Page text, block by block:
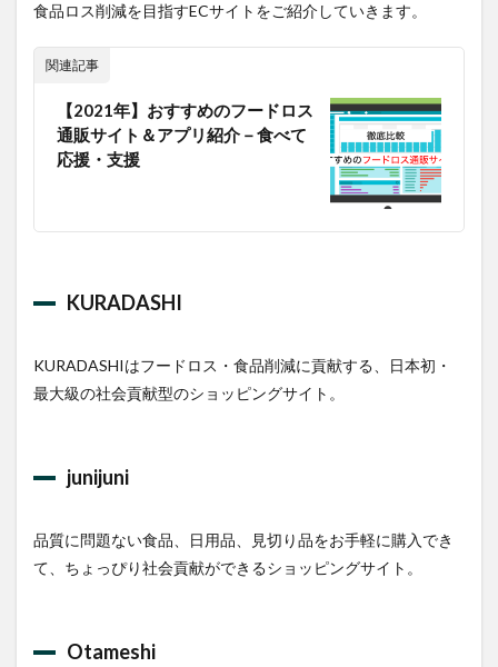
食品ロス削減を目指すECサイトをご紹介していきます。
関連記事
【2021年】おすすめのフードロス
通販サイト＆アプリ紹介－食べて
応援・支援
KURADASHI
KURADASHIはフードロス・食品削減に貢献する、日本初・
最大級の社会貢献型のショッピングサイト。
junijuni
品質に問題ない食品、日用品、見切り品をお手軽に購入でき
て、ちょっぴり社会貢献ができるショッピングサイト。
Otameshi